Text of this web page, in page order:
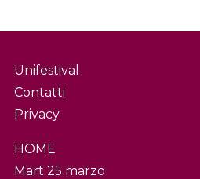
Unifestival
Contatti
Privacy
HOME
Mart 25 marzo